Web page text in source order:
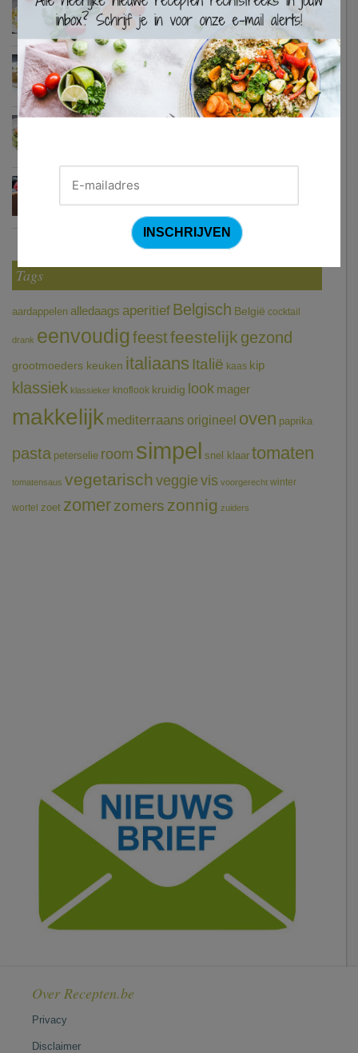
Zweedse gehaktballetjes
Chocomousse met fruitbier
Tags
aardappelen alledaags aperitief Belgisch België cocktail
drank eenvoudigfeestfeestelijk gezond
grootmoeders keuken italiaans Italië kaas kip
klassiek klassieker knoflook kruidig look mager
makkelijk mediterraans origineel oven paprika
pasta peterselie room simpel snel klaar tomaten
tomatensaus vegetarischveggie vis voorgerecht winter
wortel zoet zomerzomers zonnig zuiders
Over Recepten.be
Privacy
Disclaimer